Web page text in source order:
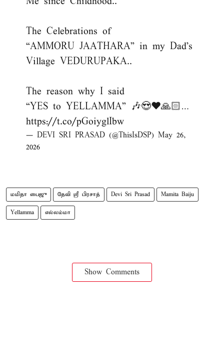
The Celebrations of
“AMMORU JAATHARA” in my Dad’s
Village VEDURUPAKA..
The reason why I said
“YES to YELLAMMA” 🎶😍❤️🙏🏻…
https://t.co/pGoiyglIbw
— DEVI SRI PRASAD (@ThisIsDSP) May 26,
2026
மமிதா பைஜு தேவி ஸ்ரீ பிரசாத் Devi Sri Prasad Mamita Baiju
Yellamma எல்லம்மா
Show Comments